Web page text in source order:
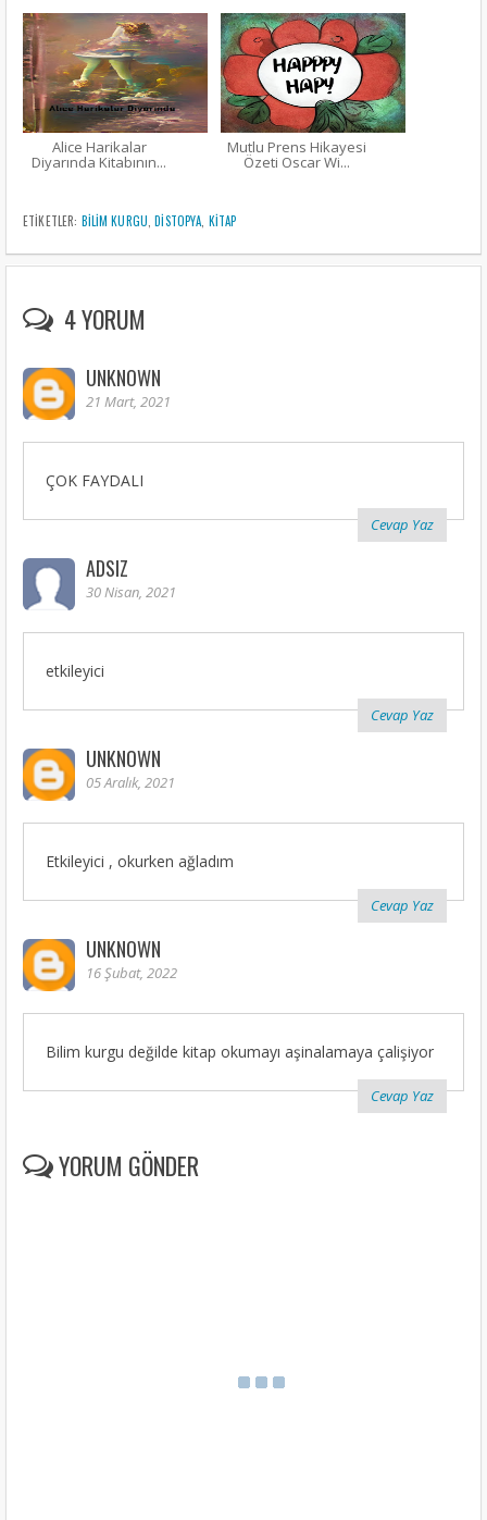
Alice Harikalar
Diyarında Kitabının...
Mutlu Prens Hikayesi
Özeti Oscar Wi...
ETIKETLER: BILIM KURGU,DISTOPYA, KITAP
4 YORUM
UNKNOWN
21 Mart, 2021
ÇOK FAYDALI
Cevap Yaz
ADSIZ
30 Nisan, 2021
etkileyici
Cevap Yaz
UNKNOWN
05 Aralık, 2021
Etkileyici , okurken ağladım
Cevap Yaz
UNKNOWN
16 Şubat, 2022
Bilim kurgu değilde kitap okumayı aşinalamaya çalişiyor
Cevap Yaz
YORUM GÖNDER